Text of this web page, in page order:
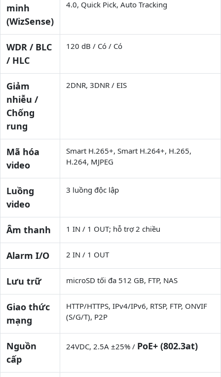
minh
(WizSense)
4.0, Quick Pick, Auto Tracking
WDR / BLC
/ HLC
120 dB / Có / Có
Giảm
nhiễu /
Chống
rung
2DNR, 3DNR / EIS
Mã hóa
video
Smart H.265+, Smart H.264+, H.265,
H.264, MJPEG
Luồng
video
3 luồng độc lập
Âm thanh 1 IN / 1 OUT; hỗ trợ 2 chiều
Alarm I/O 2 IN / 1 OUT
Lưu trữ microSD tối đa 512 GB, FTP, NAS
Giao thức
mạng
HTTP/HTTPS, IPv4/IPv6, RTSP, FTP, ONVIF
(S/G/T), P2P
Nguồn
cấp
24VDC, 2.5A ±25% / PoE+ (802.3at)